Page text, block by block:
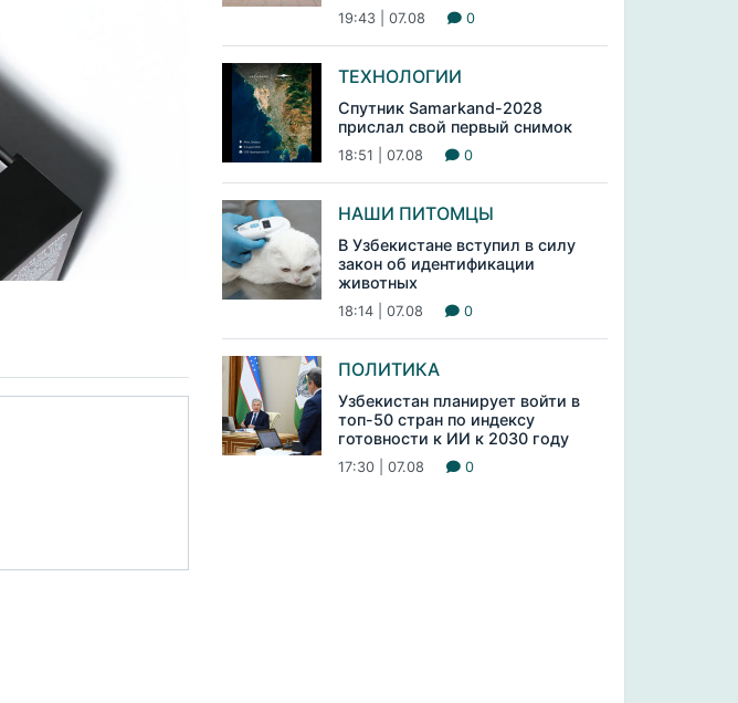
19:43 | 07.08 0
ТЕХНОЛОГИИ
Спутник Samarkand-2028
прислал свой первый снимок
18:51 | 07.08 0
НАШИ ПИТОМЦЫ
В Узбекистане вступил в силу
закон об идентификации
животных
18:14 | 07.08 0
ПОЛИТИКА
Узбекистан планирует войти в
топ-50 стран по индексу
готовности к ИИ к 2030 году
17:30 | 07.08 0